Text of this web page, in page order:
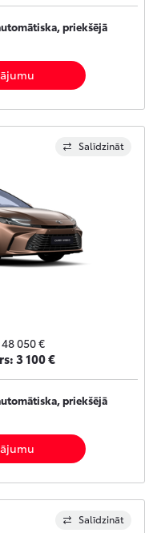
priekšējā
Salīdzināt
48 050 €
3 100 €
priekšējā
Salīdzināt